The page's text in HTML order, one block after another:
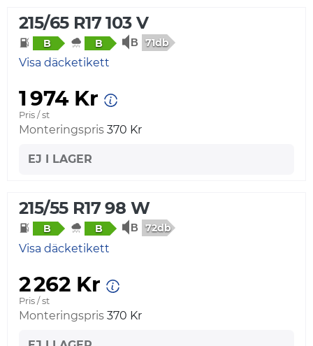
215/65 R17 103 V
B B 71db
Visa däcketikett
1 974 Kr
Pris / st
Monteringspris 370 Kr
EJ I LAGER
215/55 R17 98 W
B B 72db
Visa däcketikett
2 262 Kr
Pris / st
Monteringspris 370 Kr